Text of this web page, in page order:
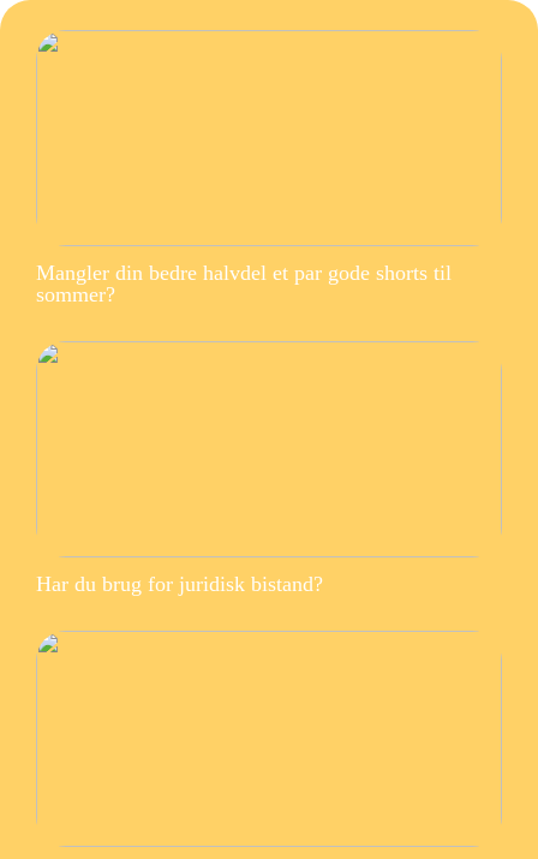
Mangler din bedre halvdel et par gode shorts til
sommer?
Har du brug for juridisk bistand?